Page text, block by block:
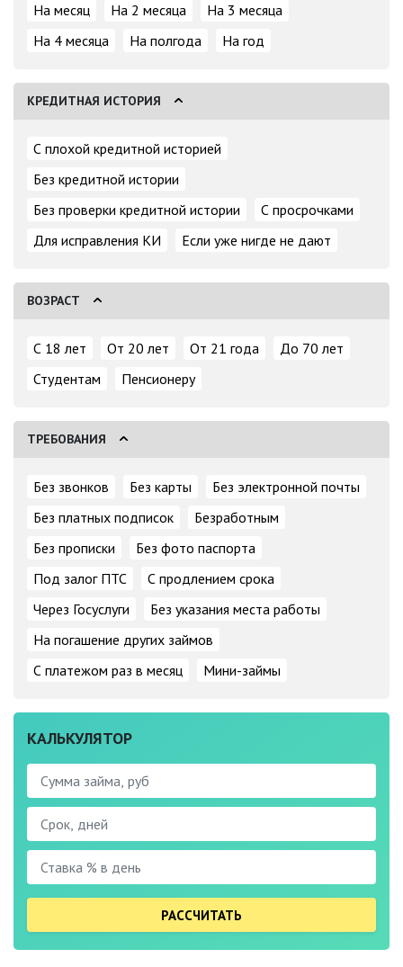
На месяц На 2 месяца
На 3 месяца
На 4 месяца
На полгода На год
КРЕДИТНАЯ ИСТОРИЯ
С плохой кредитной историей
Без кредитной истории
Без проверки кредитной истории
С просрочками
Для исправления КИ
Если уже нигде не дают
ВОЗРАСТ
С 18 лет От 20 лет От 21 года
До 70 лет
Студентам
Пенсионеру
ТРЕБОВАНИЯ
Без звонков Без карты
Без электронной почты
Без платных подписок
Безработным
Без прописки
Без фото паспорта
Под залог ПТС
С продлением срока
Через Госуслуги
Без указания места работы
На погашение других займов
С платежом раз в месяц
Мини-займы
КАЛЬКУЛЯТОР
РАССЧИТАТЬ